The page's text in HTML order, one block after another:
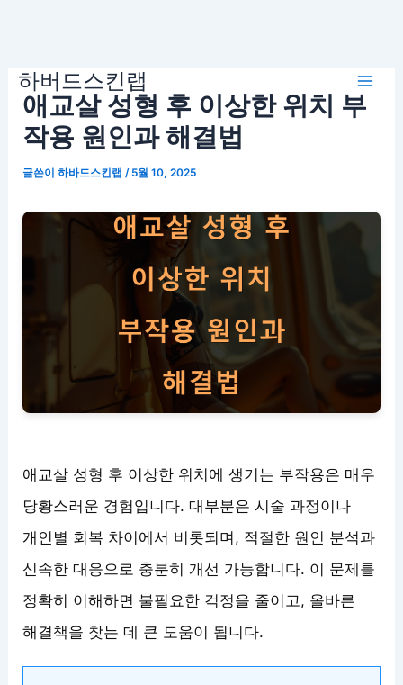
하버드스킨랩
애교살 성형 후 이상한 위치 부
작용 원인과 해결법
글쓴이하바드스킨랩/ 5월 10, 2025
애교살 성형 후 이상한 위치에 생기는 부작용은 매우
당황스러운 경험입니다. 대부분은 시술 과정이나
개인별 회복 차이에서 비롯되며, 적절한 원인 분석과
신속한 대응으로 충분히 개선 가능합니다. 이 문제를
정확히 이해하면 불필요한 걱정을 줄이고, 올바른
해결책을 찾는 데 큰 도움이 됩니다.